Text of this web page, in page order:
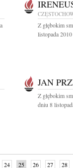
Z głębokim
listopada
JAN
Z głębokim
dniu 8
24 25 26 27 28